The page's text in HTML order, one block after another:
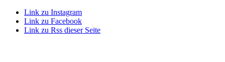
Link zu Instagram
Link zu Facebook
Link zu Rss dieser Seite